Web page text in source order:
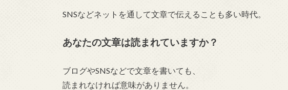
SNSなどネットを通して文章で伝えることも多い時代。
あなたの文章は読まれていますか？
ブログやSNSなどで文章を書いても、
読まれなければ意味がありません。